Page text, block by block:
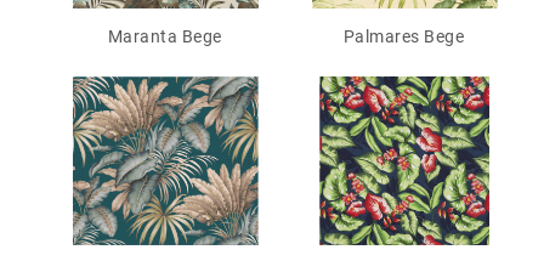
Maranta Bege Palmares Bege